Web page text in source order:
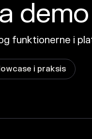
demo
funktionerne i
i praksis